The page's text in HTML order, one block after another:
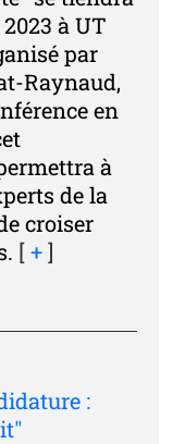
à UT
par
Raynaud,
en
à
de la
croiser
[+]
: